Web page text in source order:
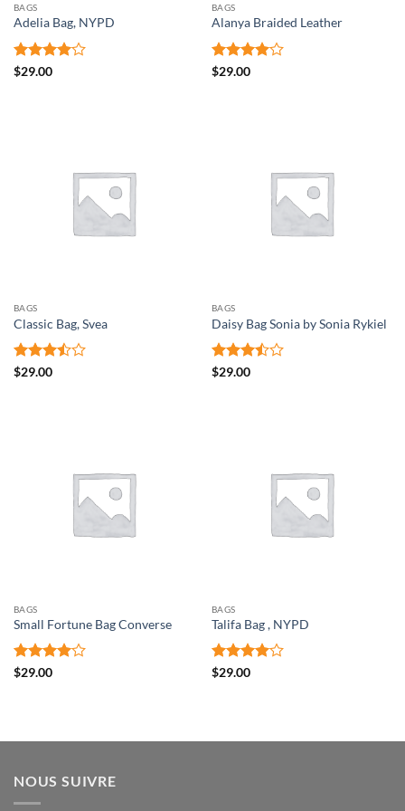
BAGS
Adelia Bag, NYPD
Note4
$29.00
BAGS
Alanya Braided Leather
Note4
$29.00
BAGS
Classic Bag, Svea
Note
$29.00
BAGS
Daisy Bag Sonia by Sonia Rykiel
Note
$29.00
BAGS
Small Fortune Bag Converse
Note4
$29.00
BAGS
Talifa Bag , NYPD
Note4
$29.00
NOUS SUIVRE